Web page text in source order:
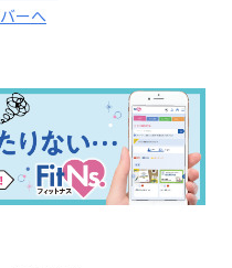
ーへ